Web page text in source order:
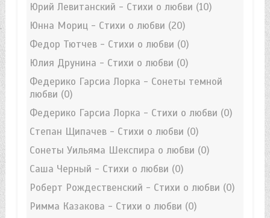
Юрий Левитанский - Стихи о любви (10)
Юнна Мориц - Стихи о любви (20)
Федор Тютчев - Стихи о любви (0)
Юлия Друнина - Стихи о любви (0)
Федерико Гарсиа Лорка - Сонеты темной
любви (0)
Федерико Гарсиа Лорка - Стихи о любви (0)
Степан Щипачев - Стихи о любви (0)
Сонеты Уильяма Шекспира о любви (0)
Саша Черный - Стихи о любви (0)
Роберт Рождественский - Стихи о любви (0)
Римма Казакова - Стихи о любви (0)